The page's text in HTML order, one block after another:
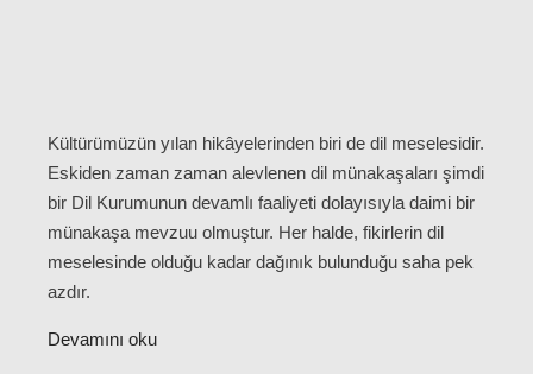
Kültürümüzün yılan hikâyelerinden biri de dil meselesidir.
Eskiden zaman zaman alevlenen dil münakaşaları şimdi
bir Dil Kurumunun devamlı faaliyeti dolayısıyla daimi bir
münakaşa mevzuu olmuştur. Her halde, fikirlerin dil
meselesinde olduğu kadar dağınık bulunduğu saha pek
azdır.
Devamını oku